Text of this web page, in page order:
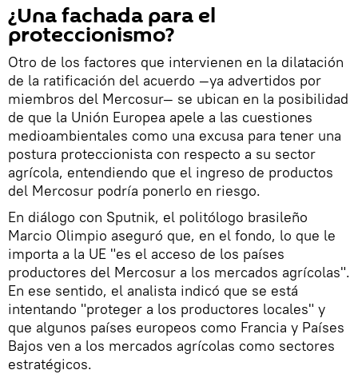
¿Una fachada para el
proteccionismo?
Otro de los factores que intervienen en la dilatación
de la ratificación del acuerdo —ya advertidos por
miembros del Mercosur— se ubican en la posibilidad
de que la Unión Europea apele a las cuestiones
medioambientales como una excusa para tener una
postura proteccionista con respecto a su sector
agrícola, entendiendo que el ingreso de productos
del Mercosur podría ponerlo en riesgo.
En diálogo con Sputnik, el politólogo brasileño
Marcio Olimpio aseguró que, en el fondo, lo que le
importa a la UE "es el acceso de los países
productores del Mercosur a los mercados agrícolas".
En ese sentido, el analista indicó que se está
intentando "proteger a los productores locales" y
que algunos países europeos como Francia y Países
Bajos ven a los mercados agrícolas como sectores
estratégicos.